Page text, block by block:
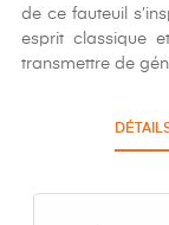
de ce fauteuil
esprit classique
transmettre de